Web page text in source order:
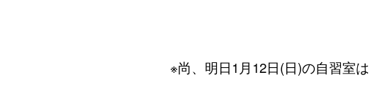
※尚、明日1月12日(日)の自習室は